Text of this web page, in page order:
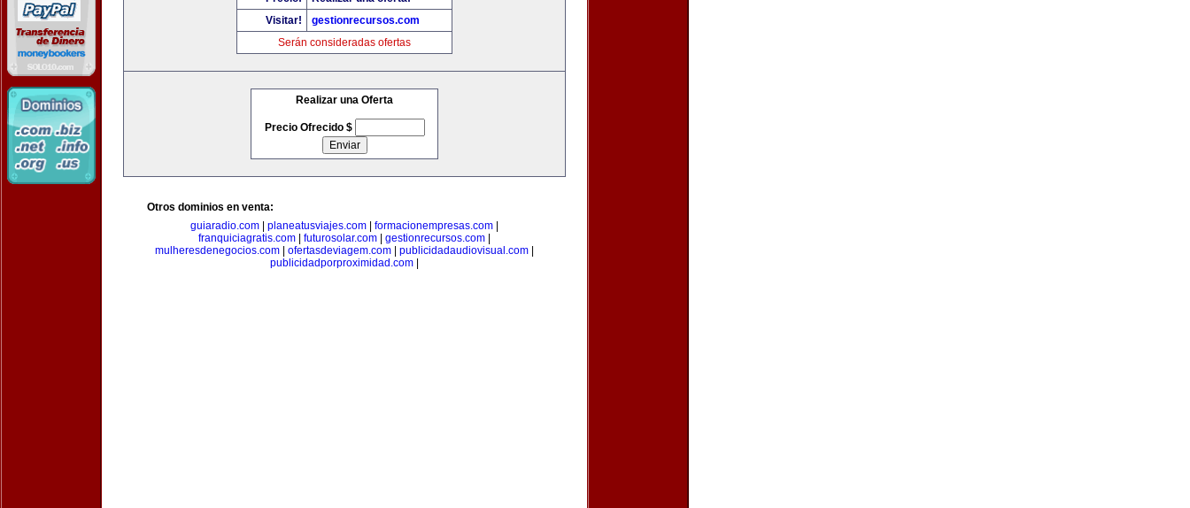
Visitar!
gestionrecursos.com
Serán consideradas ofertas
Realizar una Oferta
Precio Ofrecido $
Otros dominios en venta:
guiaradio.com
planeatusviajes.com formacionempresas.com
franquiciagratis.com
futurosolar.com gestionrecursos.com
mulheresdenegocios.com
ofertasdeviagem.com publicidadaudiovisual.com
publicidadporproximidad.com